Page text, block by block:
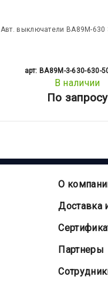
Авт. выключатели ВА89М-630
арт: BA89M-3-630-630-
В наличии
По запросу
О
Доставка
Партнеры